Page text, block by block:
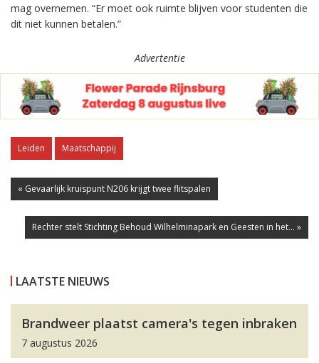
mag overnemen. “Er moet ook ruimte blijven voor studenten die
dit niet kunnen betalen.”
Advertentie
Leiden Maatschappij
« Gevaarlijk kruispunt N206 krijgt twee flitspalen
Rechter stelt Stichting Behoud Wilhelminapark en Geesten in het... »
LAATSTE NIEUWS
Brandweer plaatst camera's tegen inbraken
7 augustus 2026